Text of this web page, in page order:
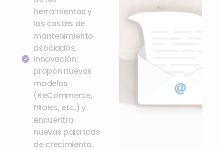
herramientas y
los costes de
mantenimiento
asociados.
Innovación:
propón nuevos
modelos
(ReCommerce,
filiales, etc.) y
encuentra
nuevas palancas
de crecimiento.